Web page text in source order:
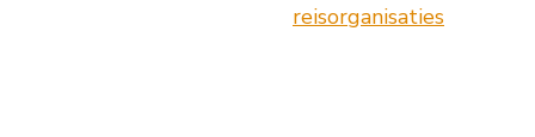
reisorganisaties